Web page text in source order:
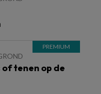
tenen op de